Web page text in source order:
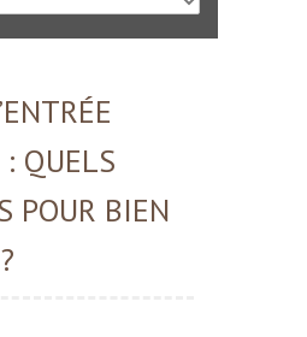
QUELS
POUR BIEN